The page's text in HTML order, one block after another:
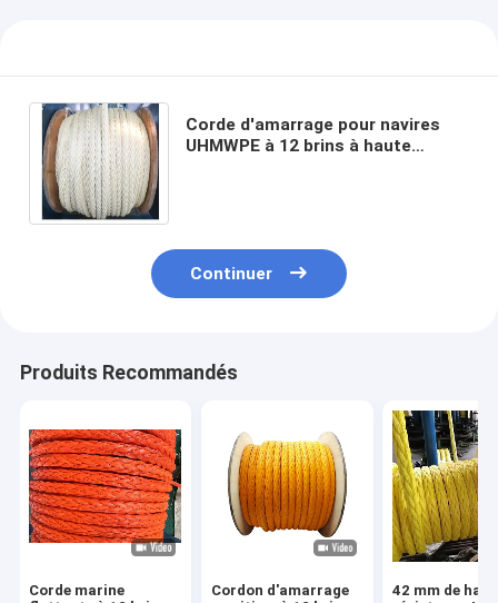
Corde d'amarrage pour navires
UHMWPE à 12 brins à haute
Continuer
Produits Recommandés
Corde marine
Cordon d'amarrage
42 mm de